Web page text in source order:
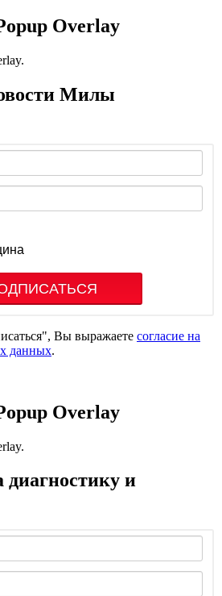
Overlay
Милы
Вы выражаете согласие на
данных.
Overlay
и